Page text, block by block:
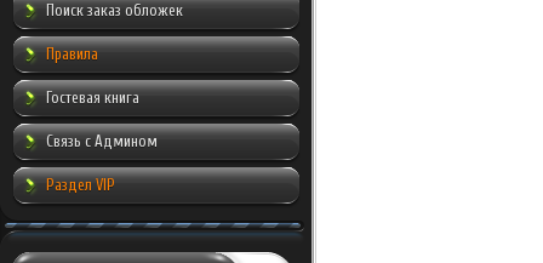
Поиск заказ обложек
Правила
Гостевая книга
Связь с Админом
Раздел VIP